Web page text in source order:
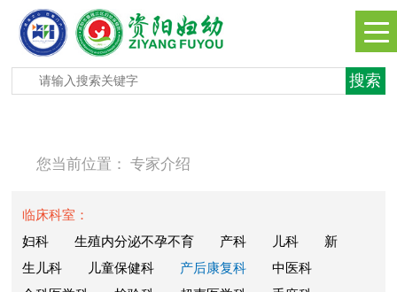
您当前位置：专家介绍
临床科室：
妇科
生殖内分泌不孕不育 产科 儿科
新
生儿科
儿童保健科 产后康复科
中医科